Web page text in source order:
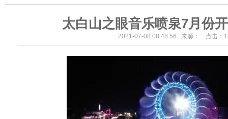
太白山之眼音乐喷泉7月份
2021-07-08 08:48:56 来源： 点击：